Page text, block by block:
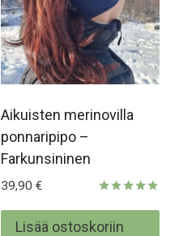
Aikuisten merinovilla
ponnaripipo –
Farkunsininen
5.00
39,90 €
Lisää ostoskoriin